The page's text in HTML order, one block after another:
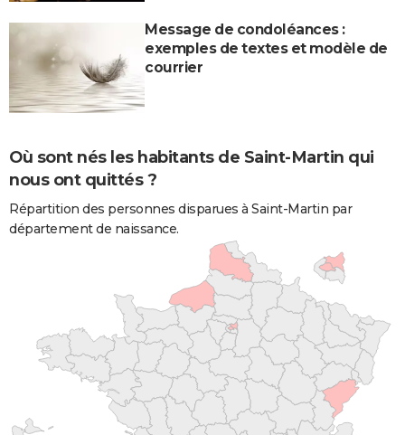
Message de condoléances :
exemples de textes et modèle de
courrier
Où sont nés les habitants de Saint-Martin qui
nous ont quittés ?
Répartition des personnes disparues à Saint-Martin par
département de naissance.